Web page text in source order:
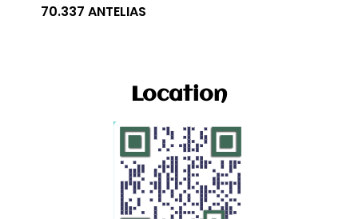
70.337 ANTELIAS
Location